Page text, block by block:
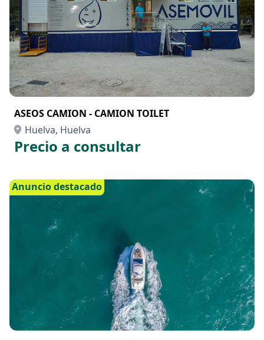
ASEOS CAMION - CAMION TOILET
Huelva, Huelva
Precio a consultar
Anuncio destacado